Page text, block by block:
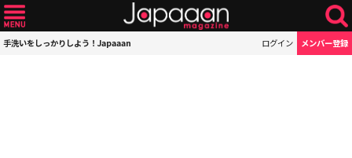
手洗いをしっかりしよう！Japaaan ログイン メンバー登録